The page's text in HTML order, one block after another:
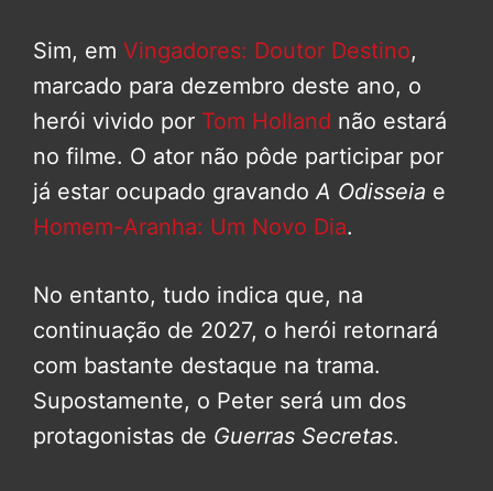
Sim, em Vingadores: Doutor Destino,
marcado para dezembro deste ano, o
herói vivido por Tom Holland não estará
no filme. O ator não pôde participar por
já estar ocupado gravandoA Odisseia e
Homem-Aranha: Um Novo Dia.
No entanto, tudo indica que, na
continuação de 2027, o herói retornará
com bastante destaque na trama.
Supostamente, o Peter será um dos
protagonistas de Guerras Secretas.